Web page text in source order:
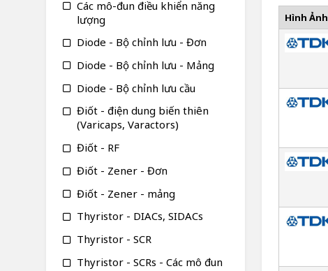
Hình Ảnh
Các mô-đun điều khiển năng
lượng
Diode - Bộ chỉnh lưu - Đơn
Diode - Bộ chỉnh lưu - Mảng
Diode - Bộ chỉnh lưu cầu
Điốt - điện dung biến thiên
(Varicaps, Varactors)
Điốt - RF
Điốt - Zener - Đơn
Điốt - Zener - mảng
Thyristor - DIACs, SIDACs
Thyristor - SCR
Thyristor - SCRs - Các mô đun